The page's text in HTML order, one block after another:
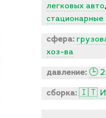
легковых авто,
стационарные
сфера:
хоз-ва
давление: 🕒
сборка: 🇮🇹